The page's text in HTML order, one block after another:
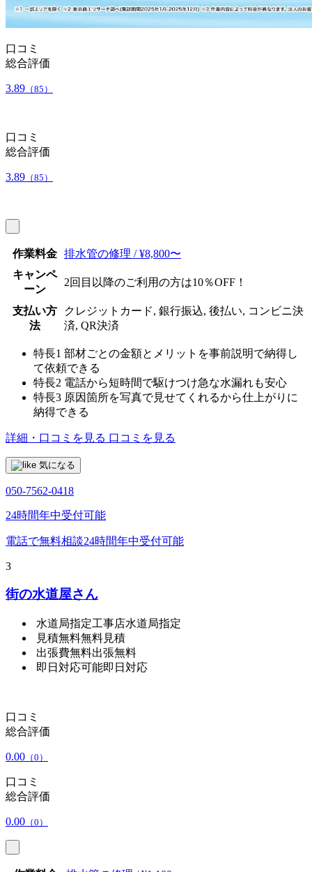
口コミ
総合評価
3.89 （85）
口コミ
総合評価
3.89 （85）
作業料金
排水管の修理 / ¥8,800〜
キャンペ
ーン
2回目以降のご利用の方は10％OFF！
支払い方
法
クレジットカード, 銀行振込, 後払い, コンビニ決
済, QR決済
特長1 部材ごとの金額とメリットを事前説明で納得し
て依頼できる
特長2 電話から短時間で駆けつけ急な水漏れも安心
特長3 原因箇所を写真で見せてくれるから仕上がりに
納得できる
詳細・口コミを見る 口コミを見る
気になる
050-7562-0418
24時間年中受付可能
電話で無料相談24時間年中受付可能
3
街の水道屋さん
水道局指定工事店水道局指定
見積無料無料見積
出張費無料出張無料
即日対応可能即日対応
口コミ
総合評価
0.00 （0）
口コミ
総合評価
0.00 （0）